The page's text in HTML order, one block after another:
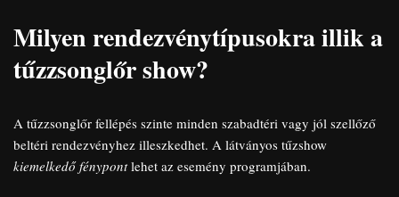
Milyen rendezvénytípusokra illik a
tűzzsonglőr show?
A tűzzsonglőr fellépés szinte minden szabadtéri vagy jól szellőző
beltéri rendezvényhez illeszkedhet. A látványos tűzshow
kiemelkedő fénypontlehet az esemény programjában.